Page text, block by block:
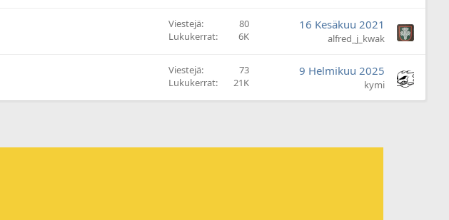
Viestejä
80
Lukukerrat
6K
16 Kesäkuu 2021
alfred_j_kwak
Viestejä
73
Lukukerrat
21K
9 Helmikuu 2025
kymi